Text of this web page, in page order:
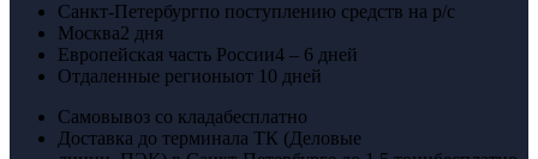
Санкт-Петербургпо поступлению средств на р/с
Москва2 дня
Европейская часть России4 – 6 дней
Отдаленные регионыот 10 дней
Самовывоз со кладабесплатно
Доставка до терминала ТК (Деловые